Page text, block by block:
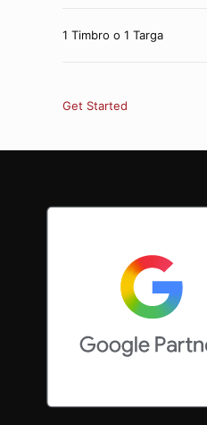
1 Timbro o 1 Targa
Get Started